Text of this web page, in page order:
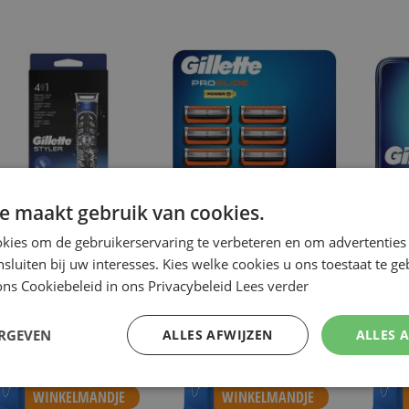
GILLETTE
PROGLIDE BODY-EN
STYLER
Price
Btw
WINKELMANDJE
GILLETTE
GILLETTE PROGLIDE POWER 8
SCHEERMESJES
NU:Special
Price
€ 26,95
Incl. Btw
Vanaf € 25,94
WINKELMANDJE
GILLETTE
NU:
Incl.
Vanaf
maakt gebruik van cookies.
om de gebruikerservaring te verbeteren en om
bij uw interesses. Kies welke cookies u ons toestaat te
Cookiebeleid in ons Privacybeleid Lees verder
ALLES
ALLES AFWIJZEN